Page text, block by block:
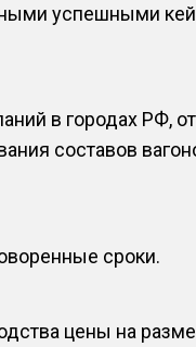
успешными
в городах РФ, от
составов
сроки.
цены на